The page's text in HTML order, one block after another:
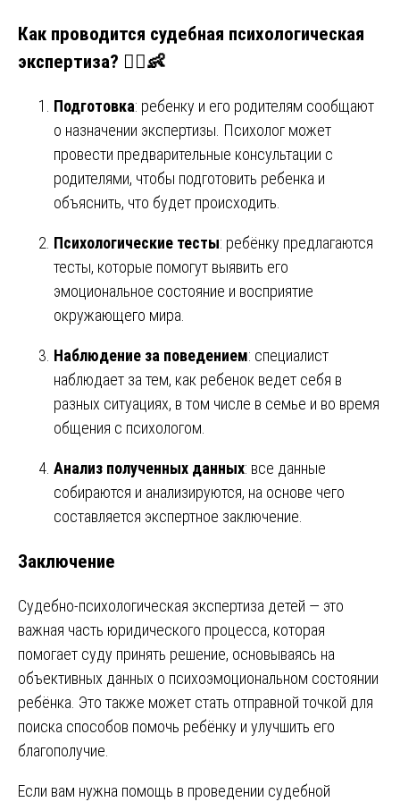
Как проводится судебная психологическая
экспертиза? 👩‍⚖️👶
Подготовка: ребенку и его родителям сообщают
о назначении экспертизы. Психолог может
провести предварительные консультации с
родителями, чтобы подготовить ребенка и
объяснить, что будет происходить.
Психологические тесты: ребёнку предлагаются
тесты, которые помогут выявить его
эмоциональное состояние и восприятие
окружающего мира.
Наблюдение за поведением: специалист
наблюдает за тем, как ребенок ведет себя в
разных ситуациях, в том числе в семье и во время
общения с психологом.
Анализ полученных данных: все данные
собираются и анализируются, на основе чего
составляется экспертное заключение.
Заключение
Судебно-психологическая экспертиза детей — это
важная часть юридического процесса, которая
помогает суду принять решение, основываясь на
объективных данных о психоэмоциональном состоянии
ребёнка. Это также может стать отправной точкой для
поиска способов помочь ребёнку и улучшить его
благополучие.
Если вам нужна помощь в проведении судебной